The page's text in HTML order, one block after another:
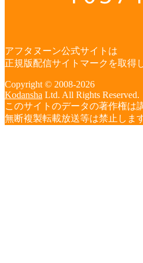
アフタヌーン公式サイトは
正規版配信サイトマークを取得
Copyright © 2008-2026
Kodansha Ltd. All Rights Reserved.
このサイトのデータの著作権は
無断複製転載放送等は禁止します